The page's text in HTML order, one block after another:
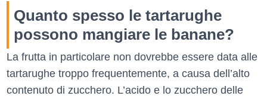
Quanto spesso le tartarughe
possono mangiare le banane?
La frutta in particolare non dovrebbe essere data alle
tartarughe troppo frequentemente, a causa dell’alto
contenuto di zucchero. L’acido e lo zucchero delle